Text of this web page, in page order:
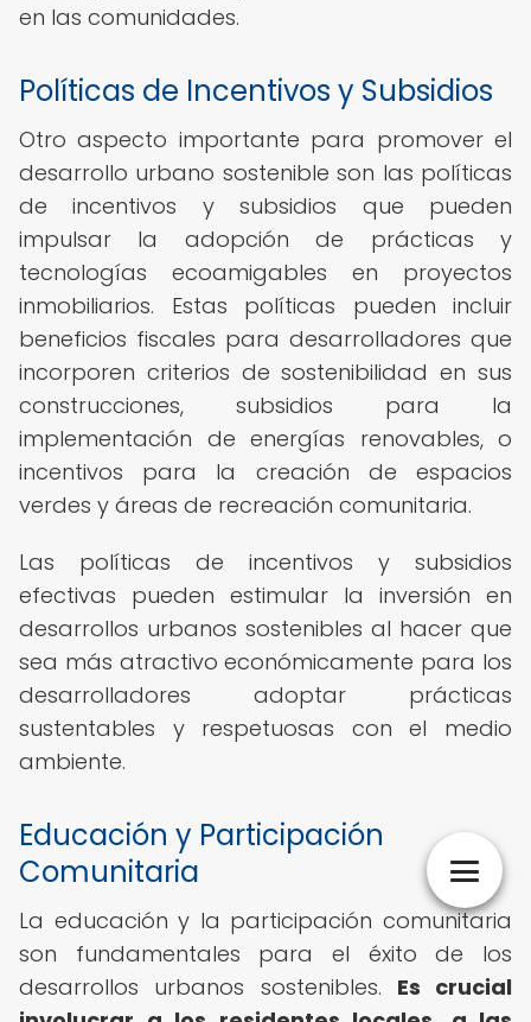
en las comunidades.
Políticas de Incentivos y Subsidios
Otro aspecto importante para promover el
desarrollo urbano sostenible son las políticas
de incentivos y subsidios que pueden
impulsar la adopción de prácticas y
tecnologías ecoamigables en proyectos
inmobiliarios. Estas políticas pueden incluir
beneficios fiscales para desarrolladores que
incorporen criterios de sostenibilidad en sus
construcciones, subsidios para la
implementación de energías renovables, o
incentivos para la creación de espacios
verdes y áreas de recreación comunitaria.
Las políticas de incentivos y subsidios
efectivas pueden estimular la inversión en
desarrollos urbanos sostenibles al hacer que
sea más atractivo económicamente para los
desarrolladores adoptar prácticas
sustentables y respetuosas con el medio
ambiente.
Educación y Participación
Comunitaria
La educación y la participación comunitaria
son fundamentales para el éxito de los
desarrollos urbanos sostenibles. Es crucial